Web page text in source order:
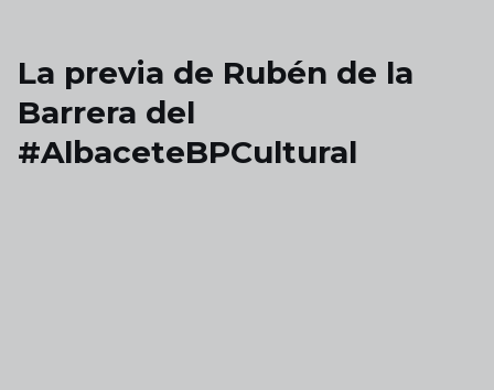
La previa de Rubén de la
Barrera del
#AlbaceteBPCultural